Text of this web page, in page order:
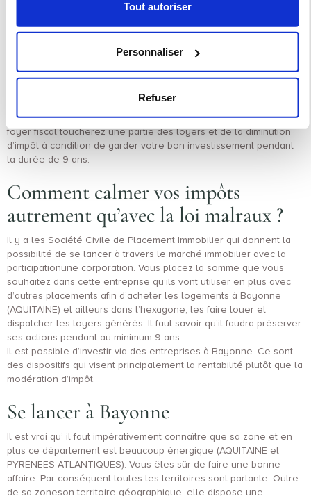
Tout autoriser
Personnaliser
Refuser
A savoir que cette plus-value est soumise aux impôts surtout dans
qui va s’occuper de gérer votre investissement en indépendance
puis vous offrira une partie des profits compte tenu de votre
Un autre point beaucoup trop abandonné est le point de plus-
investissement. Il faudra devenir propriétaire des biens éligibles à
financement malraux, faire les modifications et à la suite votre
foyer fiscal toucherez une partie des loyers et de la diminution
d’impôt à condition de garder votre bon investissement pendant
la durée de 9 ans.
Comment calmer vos impôts
autrement qu’avec la loi malraux ?
Il y a les Société Civile de Placement Immobilier qui donnent la
possibilité de se lancer à travers le marché immobilier avec la
participationune corporation. Vous placez la somme que vous
souhaitez dans cette entreprise qu’ils vont utiliser en plus avec
d’autres placements afin d’acheter les logements à Bayonne
(AQUITAINE) et ailleurs dans l’hexagone, les faire louer et
dispatcher les loyers générés. Il faut savoir qu’il faudra préserver
ses actions pendant au minimum 9 ans.
Il est possible d’investir via des entreprises à Bayonne. Ce sont
des dispositifs qui visent principalement la rentabilité plutôt que la
modération d’impôt.
Se lancer à Bayonne
Il est vrai qu’ il faut impérativement connaître que sa zone et en
plus ce département est beaucoup énergique (AQUITAINE et
PYRENEES-ATLANTIQUES). Vous êtes sûr de faire une bonne
affaire. Par conséquent toutes les territoires sont parlante. Outre
de sa zoneson territoire géographique, elle dispose une